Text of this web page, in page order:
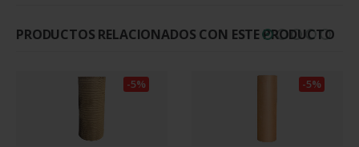
PRODUCTOS RELACIONADOS CON ESTE PRODUCTO
-5% -5%